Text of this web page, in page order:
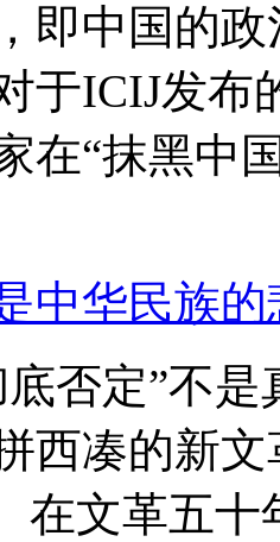
即中国的
于ICIJ发布
在“抹黑中
中华民族的
否定”不
西凑的新
在文革五